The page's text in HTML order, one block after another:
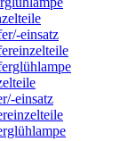
einsatz
einsatz